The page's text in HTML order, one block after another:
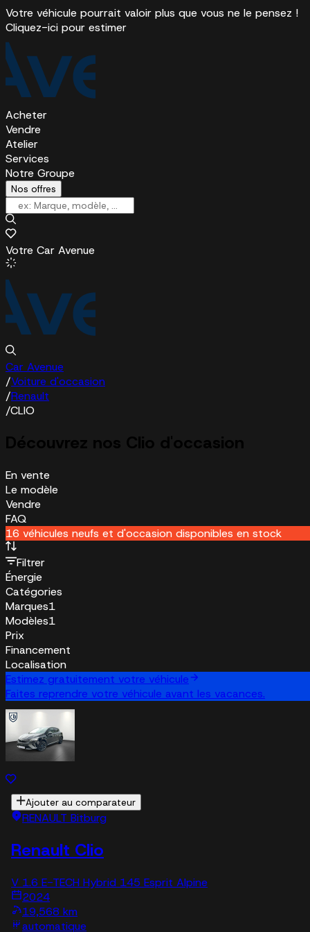
Votre véhicule pourrait valoir plus que vous ne le pensez !
Cliquez-ici pour estimer
Acheter
Vendre
Atelier
Services
Notre Groupe
Nos offres
Votre Car Avenue
Car Avenue
/Voiture d'occasion
/Renault
/CLIO
En vente
Le modèle
Vendre
FAQ
16 véhicules neufs et d'occasion disponibles en stock
Filtrer
Énergie
Catégories
Marques1
Modèles1
Prix
Financement
Localisation
Estimez gratuitement votre véhicule
Faites reprendre votre véhicule avant les vacances.
Ajouter au comparateur
RENAULT Bitburg
Renault Clio
V 1.6 E-TECH Hybrid 145 Esprit Alpine
2024
19,568 km
automatique